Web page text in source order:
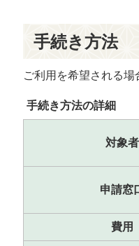
手続き方法
ご利用を希望される場
手続き方法の詳細
対象者
申請窓
費用